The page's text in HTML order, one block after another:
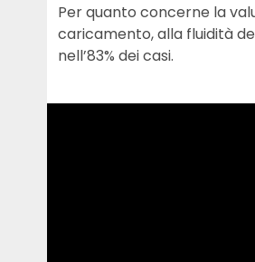
Per quanto concerne la
caricamento, alla fluidità
nell’83% dei casi.